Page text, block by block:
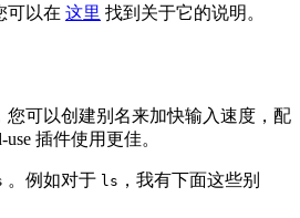
可以在 这里 找到关于它的说明。
您可以创建别名来加快输入速度，配
插件使用更佳。
。例如对于 ls ，我有下面这些别